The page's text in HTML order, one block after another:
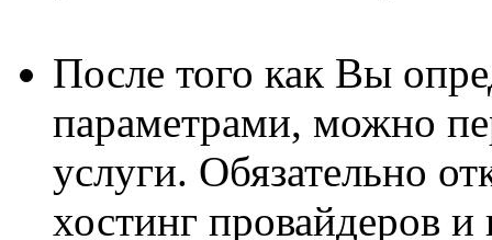
После того как Вы
параметрами, можно
услуги. Обязательно
хостинг провайдеров